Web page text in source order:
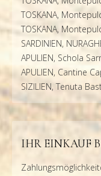
TOSKANA,
TOSKANA,
SARDINIEN,
APULIEN, Schola
APULIEN, Cantine
SIZILIEN, Tenuta
IHR EINKAUF